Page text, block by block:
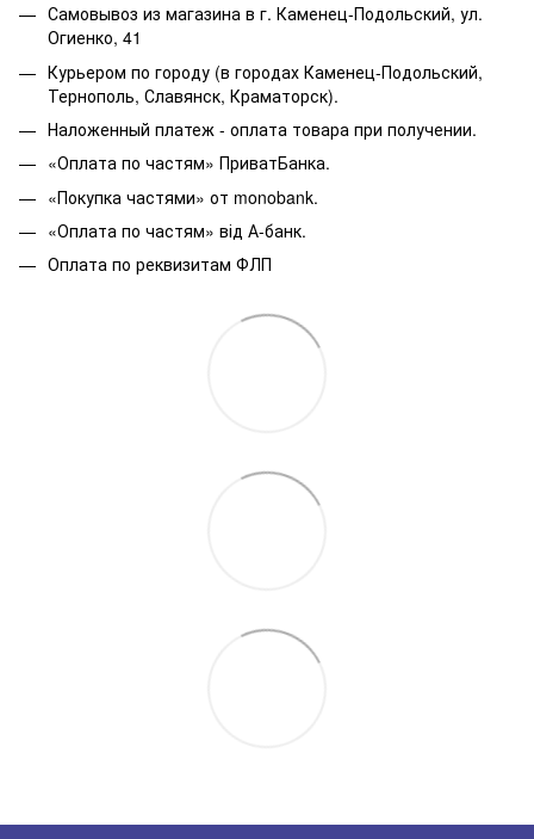
Самовывоз из магазина в г. Каменец-Подольский, ул.
Огиенко, 41
Курьером по городу (в городах Каменец-Подольский,
Тернополь, Славянск, Краматорск).
Наложенный платеж - оплата товара при получении.
«Оплата по частям» ПриватБанка.
«Покупка частями» от monobank.
«Оплата по частям» від А-банк.
Оплата по реквизитам ФЛП